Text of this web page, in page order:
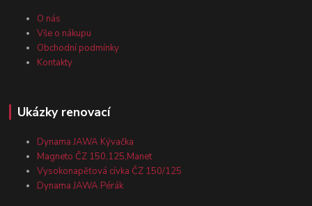
O nás
Vše o nákupu
Obchodní podmínky
Kontakty
Ukázky renovací
Dynama JAWA Kývačka
Magneto ČZ 150,125,Manet
Vysokonapěťová cívka ČZ 150/125
Dynama JAWA Pérák